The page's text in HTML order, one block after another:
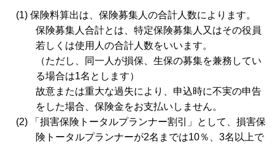
(1) 保険料算出は、保険募集人の合計人数によります。
保険募集人合計とは、特定保険募集人又はその役員
若しくは使用人の合計人数をいいます。
（ただし、同一人が損保、生保の募集を兼務してい
る場合は1名とします）
故意または重大な過失により、申込時に不実の申告
をした場合、保険金をお支払いしません。
(2) 「損害保険トータルプランナー割引」として、損害保
険トータルプランナーが2名までは10％、3名以上で